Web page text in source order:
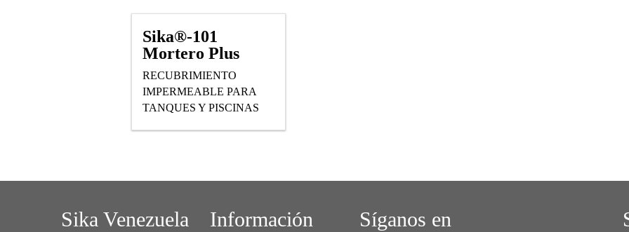
Sika®-101
Mortero Plus
RECUBRIMIENTO
IMPERMEABLE PARA
TANQUES Y PISCINAS
Sika Venezuela Información Síganos en